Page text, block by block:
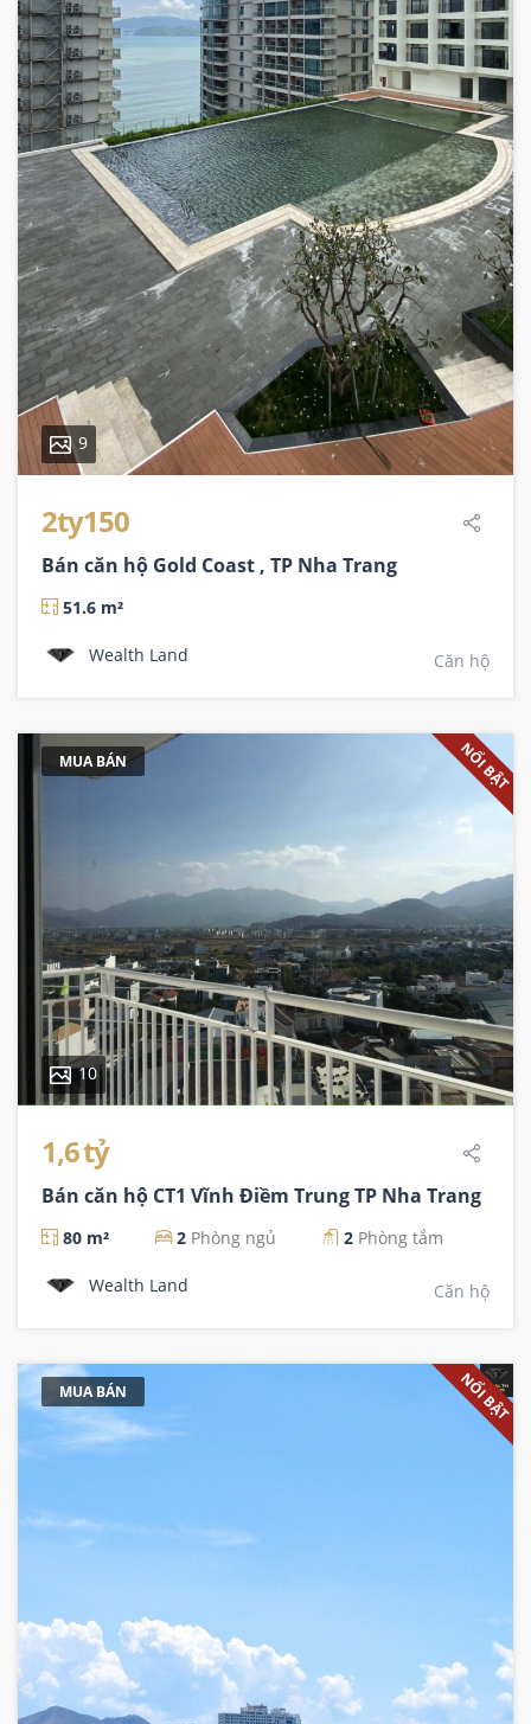
9
2ty150
Bán căn hộ Gold Coast , TP Nha Trang
51.6 m²
Wealth Land Căn hộ
MUA BÁN NỔI BẬT
10
1,6 tỷ
Bán căn hộ CT1 Vĩnh Điềm Trung TP Nha Trang
80 m² 2 Phòng ngủ 2 Phòng tắm
Wealth Land Căn hộ
MUA BÁN NỔI BẬT